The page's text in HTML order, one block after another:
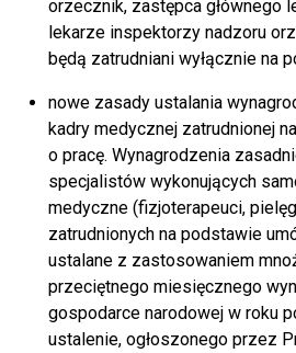
orzecznik, zastępca głównego
lekarze inspektorzy nadzoru
będą zatrudniani wyłącznie na
nowe zasady ustalania
kadry medycznej zatrudnionej
o pracę. Wynagrodzenia
specjalistów wykonujących
medyczne (fizjoterapeuci,
zatrudnionych na podstawie
ustalane z zastosowaniem
przeciętnego miesięcznego
gospodarce narodowej w roku
ustalenie, ogłoszonego przez